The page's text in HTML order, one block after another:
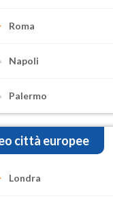
Roma
Napoli
Palermo
città europee
Londra